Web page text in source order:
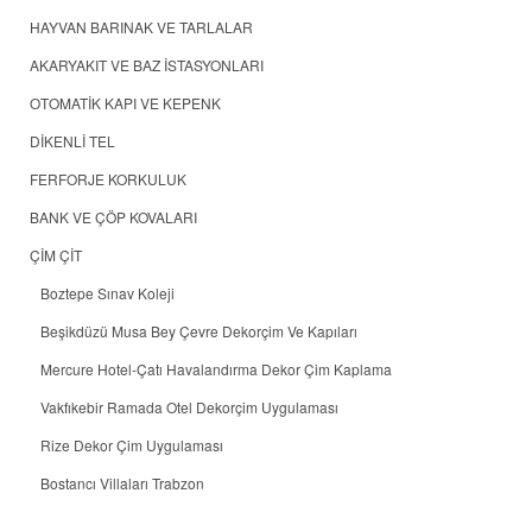
HAYVAN BARINAK VE TARLALAR
AKARYAKIT VE BAZ İSTASYONLARI
OTOMATİK KAPI VE KEPENK
DİKENLİ TEL
FERFORJE KORKULUK
BANK VE ÇÖP KOVALARI
ÇİM ÇİT
Boztepe Sınav Koleji
Beşikdüzü Musa Bey Çevre Dekorçim Ve Kapıları
Mercure Hotel-Çatı Havalandırma Dekor Çim Kaplama
Vakfıkebir Ramada Otel Dekorçim Uygulaması
Rize Dekor Çim Uygulaması
Bostancı Villaları Trabzon